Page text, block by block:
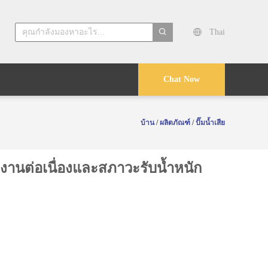
Thai
Chat Now
บ้าน /ผลิตภัณฑ์ /ปั๊มน้ำเสีย
านต่อเนื่องและสภาวะรับน้ำหนัก